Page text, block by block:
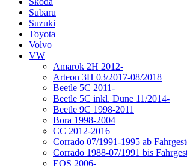
Subaru
Suzuki
Toyota
Volvo
VW
Amarok 2H 2012-
Arteon 3H 03/2017-08/2018
Beetle 5C 2011-
Beetle 5C inkl. Dune 11/2014-
Beetle 9C 1998-2011
Bora 1998-2004
CC 2012-2016
Corrado 07/1991-1995 ab
Corrado 1988-07/1991 bis
EOS 2006-